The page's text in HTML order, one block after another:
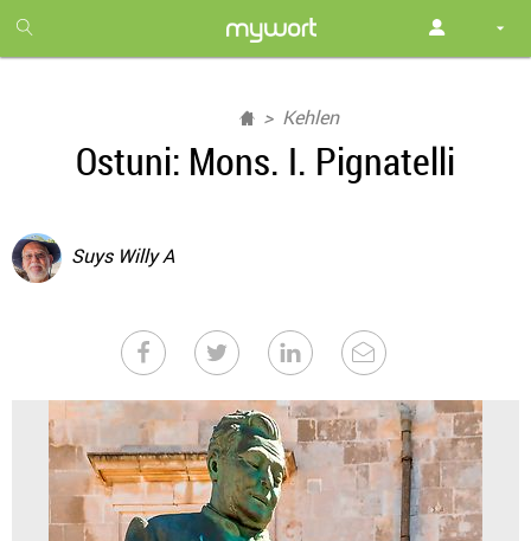
month
free
Kehlen
Ostuni: Mons. I. Pignatelli
Suys Willy A